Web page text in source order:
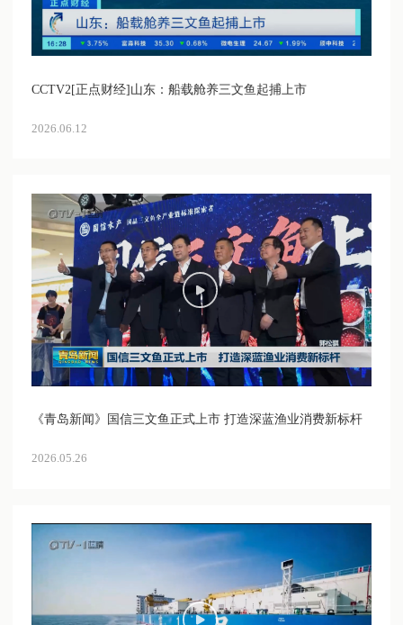
CCTV2[正点财经]山东：船载舱养三文鱼起捕上市
2026.06.12
《青岛新闻》国信三文鱼正式上市 打造深蓝渔业消费新标杆
2026.05.26